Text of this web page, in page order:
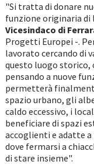
"Si tratta di donare
funzione originaria di
Vicesindaco di
Progetti Europei -.
lavorato cercando di
questo luogo
pensando a nuove
permetterà
spazio urbano, gli
caldo eccessivo, i
beneficiare di spazi
accoglienti e adatte
dove fermarsi a
di stare insieme".